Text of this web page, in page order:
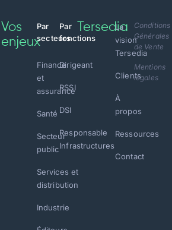
Vos
enjeux
Par
secteurs
Finance
et
assurance
Santé
Secteur
public
Services et
distribution
Industrie
Par
fonctions
Dirigeant
RSSI
DSI
Responsable
Infrastructures
Tersedia
La
vision
Tersedia
Clients
À
propos
Ressources
Contact
Conditions
Générales
de Vente
Mentions
légales